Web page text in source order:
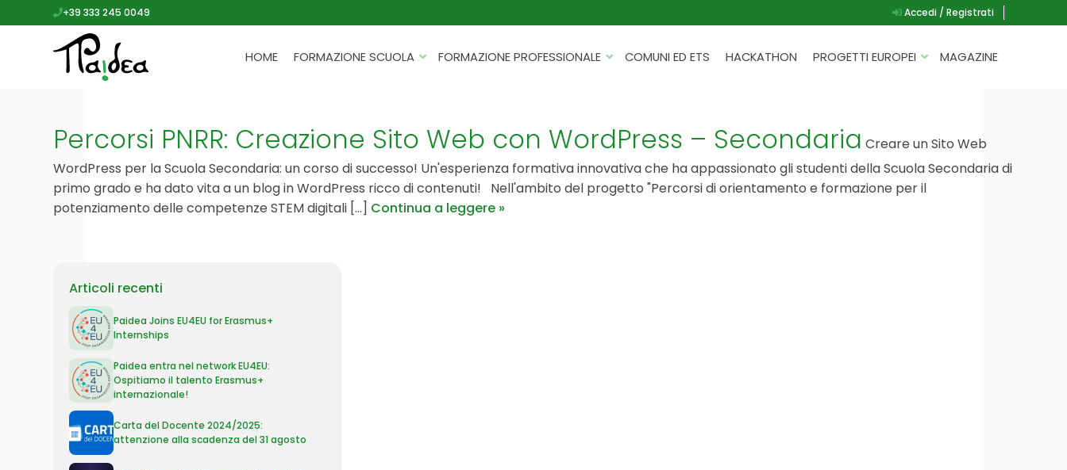
+39 333 245 0049 Accedi / Registrati
HOME FORMAZIONE SCUOLA
SCOLASTICI
ERASMUS+ MOBILITÀ
FSL/PCTO
FORMAZIONE PROFESSIONALE
INTELLIGENZA ARTIFICIALE
CYBERSECURITY
COMUNI ED ETS HACKATHON PROGETTI EUROPEI
G.A.M.E.
SPEAK UP FOR YOURSELF
MAGAZINE
Percorsi PNRR: Creazione Sito Web con WordPress – Secondaria Creare un Sito Web
WordPress per la Scuola Secondaria: un corso di successo! Un'esperienza formativa innovativa che ha appassionato gli studenti della Scuola Secondaria di
primo grado e ha dato vita a un blog in WordPress ricco di contenuti! Nell'ambito del progetto "Percorsi di orientamento e formazione per il
potenziamento delle competenze STEM digitali [...] Continua a leggere
Articoli recenti
Paidea Joins EU4EU for Erasmus+
Internships
Paidea entra nel network EU4EU:
Ospitiamo il talento Erasmus+
internazionale!
Carta del Docente 2024/2025:
attenzione alla scadenza del 31 agosto